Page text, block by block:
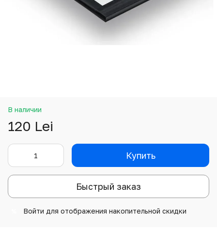
В наличии
120 Lei
Купить
Быстрый заказ
Войти для отображения накопительной скидки